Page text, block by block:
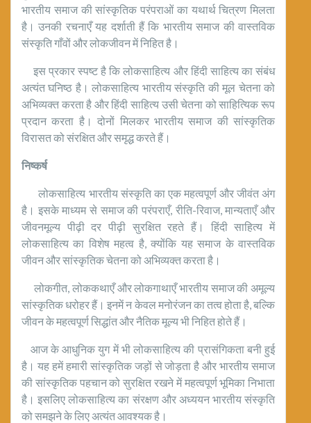
भारतीय समाज की सांस्कृतिक परंपराओं का यथार्थ चित्रण मिलता
है। उनकी रचनाएँ यह दर्शाती हैं कि भारतीय समाज की वास्तविक
संस्कृति गाँवों और लोकजीवन में निहित है।
इस प्रकार स्पष्ट है कि लोकसाहित्य और हिंदी साहित्य का संबंध
अत्यंत घनिष्ठ है। लोकसाहित्य भारतीय संस्कृति की मूल चेतना को
अभिव्यक्त करता है और हिंदी साहित्य उसी चेतना को साहित्यिक रूप
प्रदान करता है। दोनों मिलकर भारतीय समाज की सांस्कृतिक
विरासत को संरक्षित और समृद्ध करते हैं।
निष्कर्ष
लोकसाहित्य भारतीय संस्कृति का एक महत्वपूर्ण और जीवंत अंग
है। इसके माध्यम से समाज की परंपराएँ, रीति-रिवाज, मान्यताएँ और
जीवनमूल्य पीढ़ी दर पीढ़ी सुरक्षित रहते हैं। हिंदी साहित्य में
लोकसाहित्य का विशेष महत्व है, क्योंकि यह समाज के वास्तविक
जीवन और सांस्कृतिक चेतना को अभिव्यक्त करता है।
लोकगीत, लोककथाएँ और लोकगाथाएँ भारतीय समाज की अमूल्य
सांस्कृतिक धरोहर हैं। इनमें न केवल मनोरंजन का तत्व होता है, बल्कि
जीवन के महत्वपूर्ण सिद्धांत और नैतिक मूल्य भी निहित होते हैं।
आज के आधुनिक युग में भी लोकसाहित्य की प्रासंगिकता बनी हुई
है। यह हमें हमारी सांस्कृतिक जड़ों से जोड़ता है और भारतीय समाज
की सांस्कृतिक पहचान को सुरक्षित रखने में महत्वपूर्ण भूमिका निभाता
है। इसलिए लोकसाहित्य का संरक्षण और अध्ययन भारतीय संस्कृति
को समझने के लिए अत्यंत आवश्यक है।